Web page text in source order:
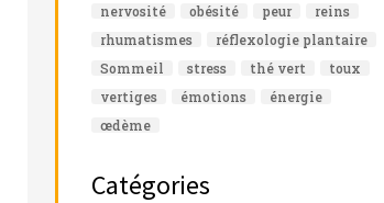
nervosité
obésité peur
reins
rhumatismes
réflexologie plantaire
Sommeil
stress thé vert
toux
vertiges
émotions
énergie
œdème
Catégories